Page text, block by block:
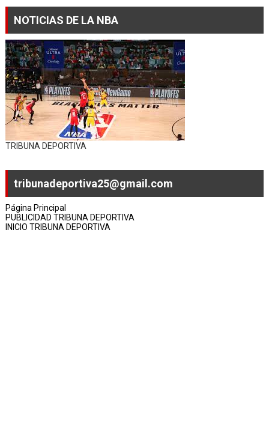
NOTICIAS DE LA NBA
TRIBUNA DEPORTIVA
tribunadeportiva25@gmail.com
Página Principal
PUBLICIDAD TRIBUNA DEPORTIVA
INICIO TRIBUNA DEPORTIVA